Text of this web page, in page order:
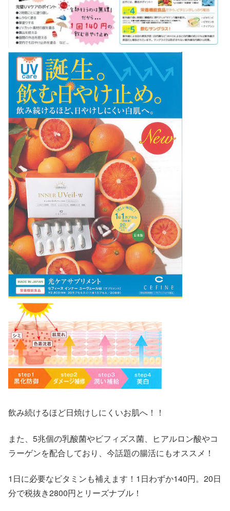
飲み続けるほど日焼けしにくいお肌へ！！
また、5兆個の乳酸菌やビフィズス菌、ヒアルロン酸やコ
ラーゲンを配合しており、今話題の腸活にもオススメ！
1日に必要なビタミンも補えます！1日わずか140円。20日
分で税抜き2800円とリーズナブル！